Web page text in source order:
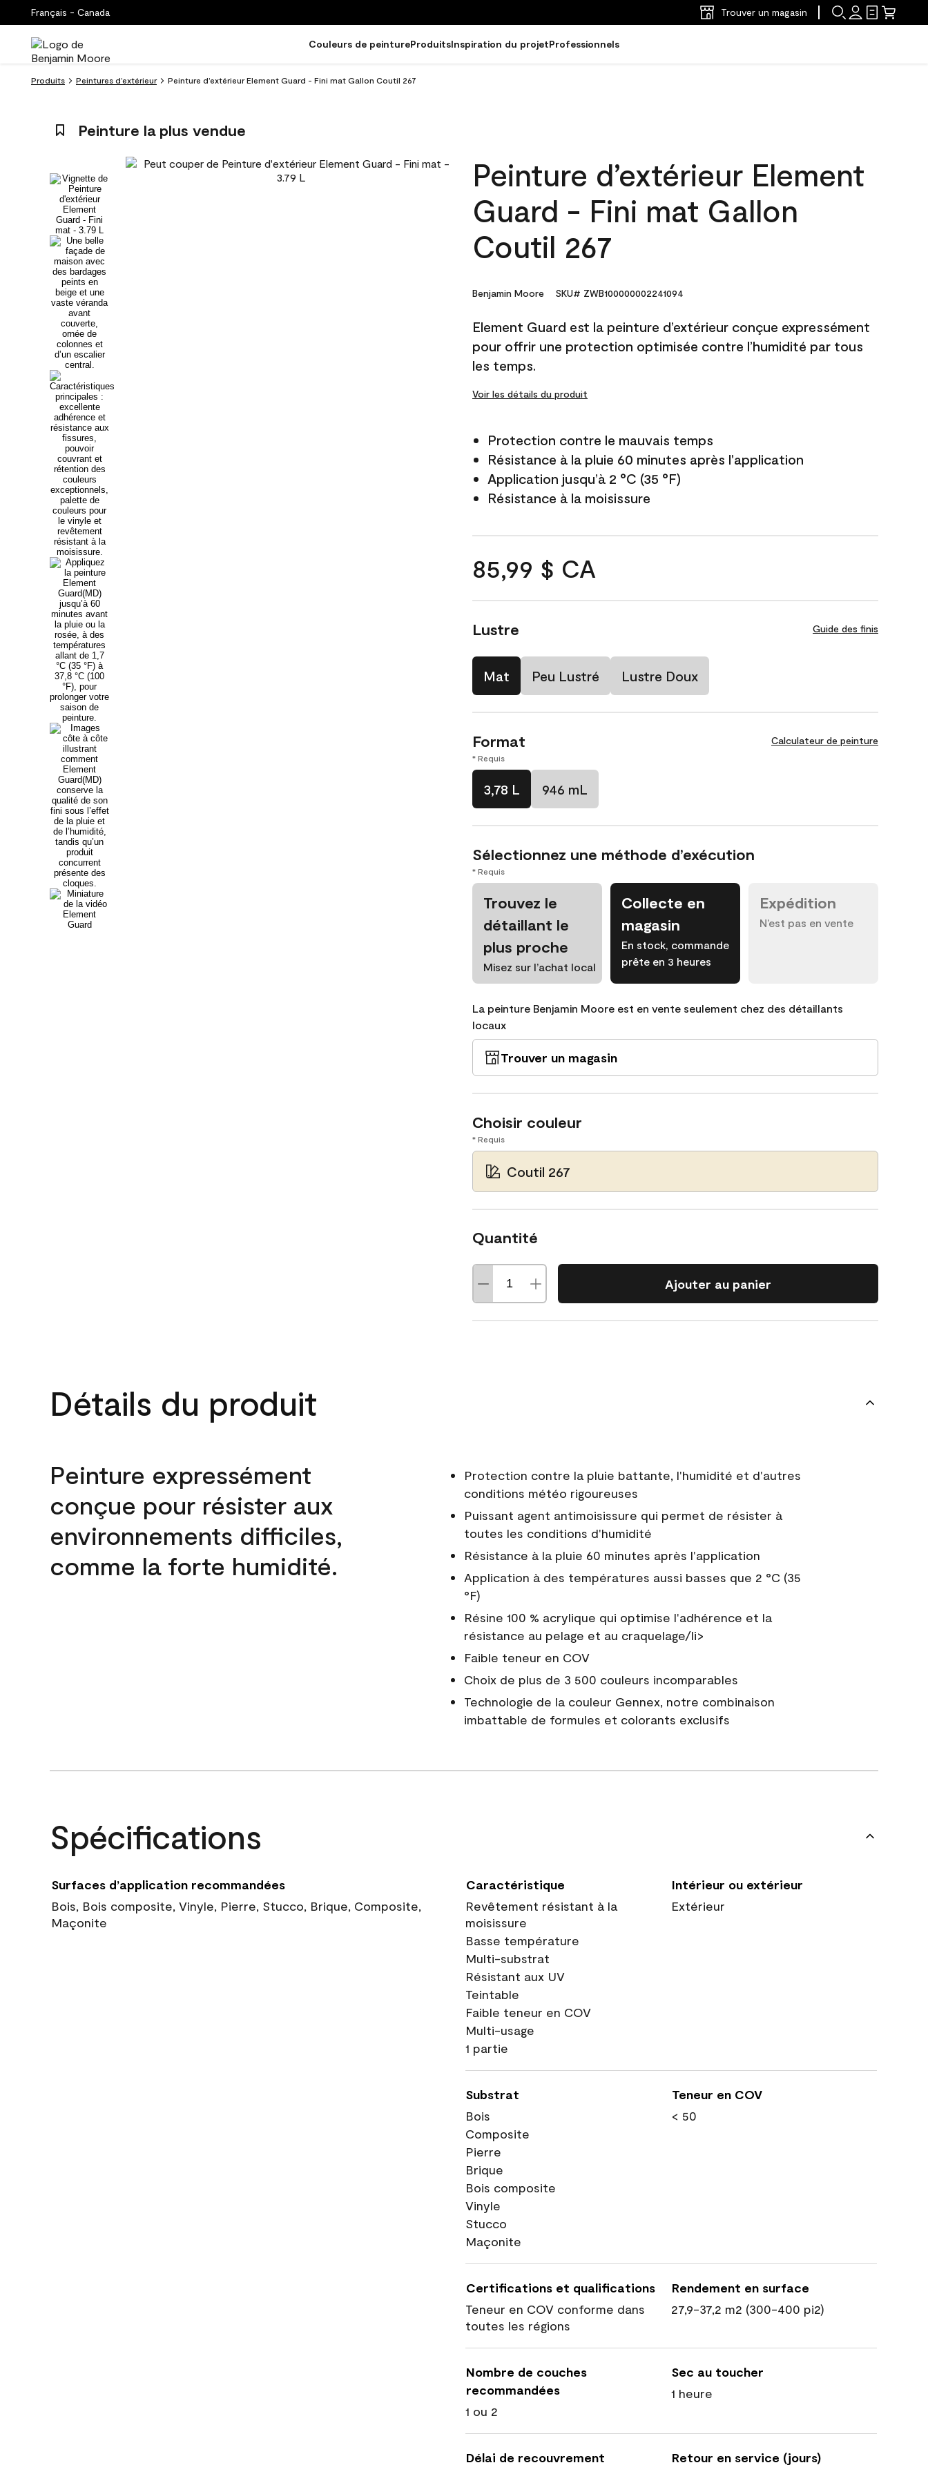
Français - Canada Trouver un magasin
Couleurs de peintureProduitsInspiration du projetProfessionnels
Produits Peintures d’extérieur Peinture d’extérieur Element Guard - Fini mat Gallon Coutil 267
Peinture la plus vendue
Peinture d’extérieur Element
Guard - Fini mat Gallon
Coutil 267
Benjamin Moore SKU# ZWB100000002241094
Element Guard est la peinture d’extérieur conçue expressément
pour offrir une protection optimisée contre l’humidité par tous
les temps.
Voir les détails du produit
Protection contre le mauvais temps
Résistance à la pluie 60 minutes après l'application
Application jusqu’à 2 °C (35 °F)
Résistance à la moisissure
85,99 $ CA
Lustre Guide des finis
Mat Peu Lustré Lustre Doux
Format Calculateur de peinture
* Requis
3,78 L 946 mL
Sélectionnez une méthode d’exécution
* Requis
Trouvez le
détaillant le
plus proche
Misez sur l’achat local
Collecte en
magasin
En stock, commande
prête en 3 heures
Expédition
N’est pas en vente
La peinture Benjamin Moore est en vente seulement chez des détaillants
locaux
Trouver un magasin
Choisir couleur
* Requis
Coutil 267
Quantité
Ajouter au panier
Détails du produit
Peinture expressément
conçue pour résister aux
environnements difficiles,
comme la forte humidité.
Protection contre la pluie battante, l'humidité et d'autres
conditions météo rigoureuses
Puissant agent antimoisissure qui permet de résister à
toutes les conditions d'humidité
Résistance à la pluie 60 minutes après l'application
Application à des températures aussi basses que 2 °C (35
°F)
Résine 100 % acrylique qui optimise l'adhérence et la
résistance au pelage et au craquelage/li>
Faible teneur en COV
Choix de plus de 3 500 couleurs incomparables
Technologie de la couleur Gennex, notre combinaison
imbattable de formules et colorants exclusifs
Spécifications
Surfaces d’application recommandées
Bois, Bois composite, Vinyle, Pierre, Stucco, Brique, Composite,
Maçonite
Caractéristique
Revêtement résistant à la
moisissure
Basse température
Multi-substrat
Résistant aux UV
Teintable
Faible teneur en COV
Multi-usage
1 partie
Intérieur ou extérieur
Extérieur
Substrat
Bois
Composite
Pierre
Brique
Bois composite
Vinyle
Stucco
Maçonite
Teneur en COV
< 50
Certifications et qualifications
Teneur en COV conforme dans
toutes les régions
Rendement en surface
27,9-37,2 m2 (300-400 pi2)
Nombre de couches
recommandées
1 ou 2
Sec au toucher
1 heure
Délai de recouvrement
Retour en service (jours)